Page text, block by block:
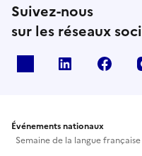
Suivez-nous
sur les réseaux
Linkedin
Événements nationaux
Semaine de la langue